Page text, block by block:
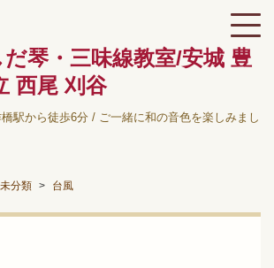
琴・三味線教室/安城 豊
西尾 刈谷
駅から徒歩6分 / ご一緒に和の音色を楽しみまし
未分類 台風